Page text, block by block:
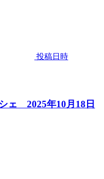
投稿日時
ェ 2025年10月18日